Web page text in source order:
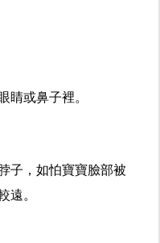
睛或鼻子裡。
子，如怕寶寶臉部被
遠。